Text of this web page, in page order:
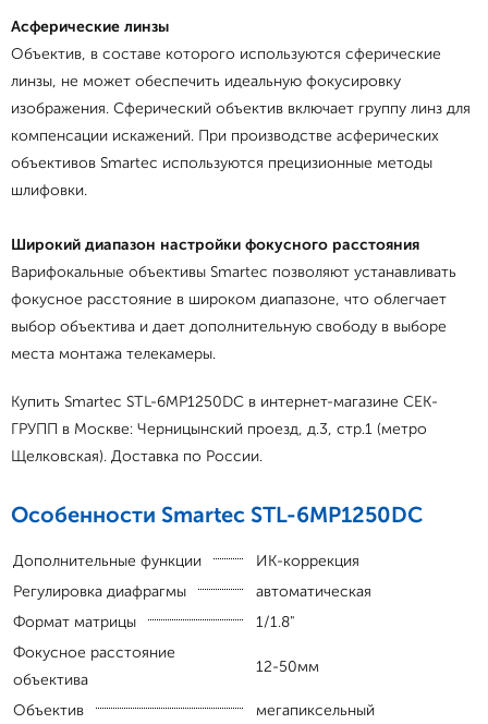
Асферические линзы
Объектив, в составе которого используются сферические
линзы, не может обеспечить идеальную фокусировку
изображения. Сферический объектив включает группу линз для
компенсации искажений. При производстве асферических
объективов Smartec используются прецизионные методы
шлифовки.
Широкий диапазон настройки фокусного расстояния
Варифокальные объективы Smartec позволяют устанавливать
фокусное расстояние в широком диапазоне, что облегчает
выбор объектива и дает дополнительную свободу в выборе
места монтажа телекамеры.
Купить Smartec STL-6MP1250DC в интернет-магазине СЕК-
ГРУПП в Москве: Черницынский проезд, д.3, стр.1 (метро
Щелковская). Доставка по России.
Особенности Smartec STL-6MP1250DC
Дополнительные функции
ИК-коррекция
Регулировка диафрагмы
автоматическая
Формат матрицы
1/1.8"
Фокусное расстояние
объектива
12-50мм
Объектив
мегапиксельный